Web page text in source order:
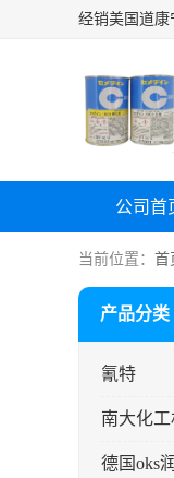
公司首
当前位置： 首
产品分类
氰特
南大化
德国oks